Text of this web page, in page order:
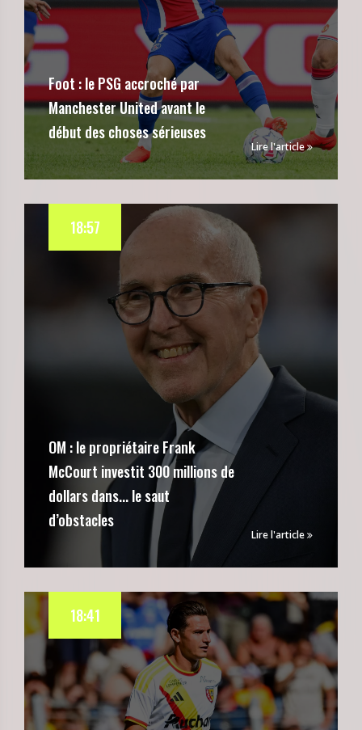
Foot : le PSG accroché par
Manchester United avant le
début des choses sérieuses
Lire l'article
OM : le propriétaire Frank
McCourt investit 300 millions de
dollars dans... le saut
d’obstacles
18:57
Lire l'article
18:41